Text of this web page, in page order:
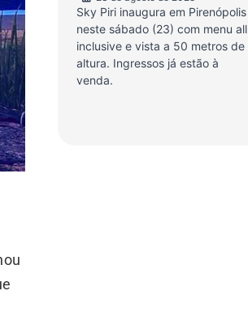
Sky Piri inaugura em Pirenópolis
neste sábado (23) com menu all
inclusive e vista a 50 metros de
altura. Ingressos já estão à
venda.